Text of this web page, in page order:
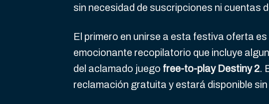
sin necesidad de suscripciones ni cuentas
El primero en unirse a esta festiva oferta es
emocionante recopilatorio que incluye
del aclamado juego free-to-play Destiny 2.
reclamación gratuita y estará disponible